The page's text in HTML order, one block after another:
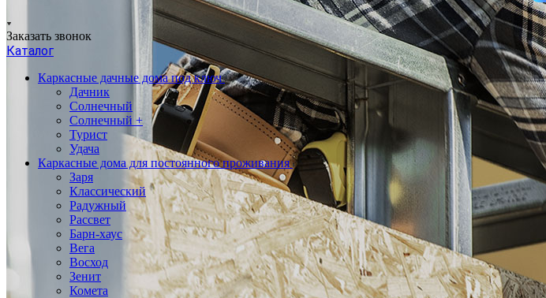
Заказать звонок
Каталог
Каркасные дачные дома под ключ
Дачник
Солнечный
Солнечный +
Турист
Удача
Каркасные дома для постоянного проживания
Заря
Классический
Радужный
Рассвет
Барн-хаус
Вега
Восход
Зенит
Комета